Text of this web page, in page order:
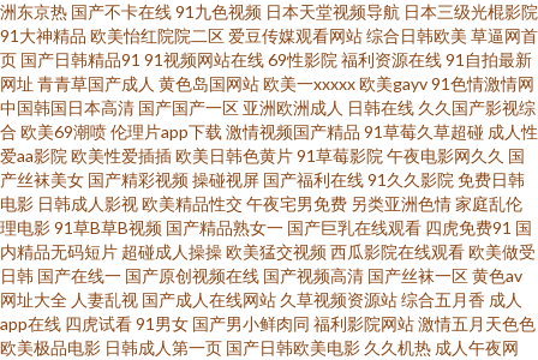
学 亚洲图片另类 97AV超碰 菠萝av在线观看 国产精品乱仑 伊人大香蕉123 国
产极品第99 久草国产在线视频 欧美国产综合日韩 日韩成人综合网 在线色图
97福利视频 超碰日日夜夜 国产福利2025 黄色免费网站网址 欧美A√ 日韩叼嘿
片 午夜福利狼友网 51视频入口 av资源观看 大香蕉伊人现现 激情一道本 美女
夜影院 人妻绯色入口 最新国产113页 99福利在线观看 成人五月天网站 黑人
大吊 另类重口味网 日本人妻丝袜 婷婷六月海角社区 91部免费电影 AV超碰导
洲东京热 国产不卡在线91九色视频 日本天堂视频导航 日本三级光棍影院
91大神精品 欧美怡红院院二区爱豆传媒观看网站综合日韩欧美 草逼网首
页 国产日韩精品91 91视频网站在线69性影院 福利资源在线91自拍最新
网址 青青草国产成人 黄色岛国网站欧美一xxxxx欧美gayv91色情激情网
中国韩国日本高清 国产国产一区 亚洲欧洲成人 日韩在线 久久国产影视综
合 欧美69潮喷伦理片app下载 激情视频国产精品 91草莓久草超碰 成人性
爱aa影院 欧美性爱插插欧美日韩色黄片91草莓影院 午夜电影网久久 国
产丝袜美女 国产精彩视频操碰视屏 国产福利在线91久久影院 免费日韩
电影 日韩成人影视欧美精品性交午夜宅男免费 另类亚洲色情家庭乱伦
理电影91草B草B视频 国产精品熟女一 国产巨乳在线观看 四虎免费91 国
内精品无码短片 超碰成人操操欧美猛交视频西瓜影院在线观看欧美做受
日韩 国产在线一 国产原创视频在线 国产视频高清 国产丝袜一区黄色av
网址大全 人妻乱视 国产成人在线网站 久草视频资源站综合五月香 成人
app在线 四虎试看91男女 国产男小鲜肉同 福利影院网站激情五月天色色
欧美极品电影 日韩成人第一页 国产日韩欧美电影 久久机热 成人午夜网